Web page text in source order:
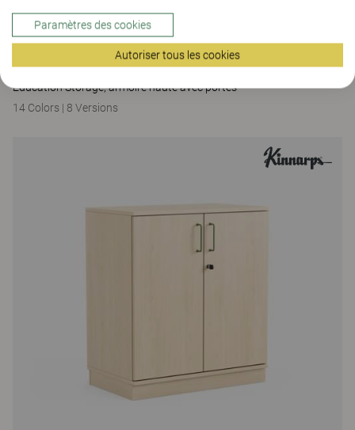
Education Storage
Education Storage, armoire haute avec portes
14 Colors | 8 Versions
Paramètres des cookies
Autoriser tous les cookies